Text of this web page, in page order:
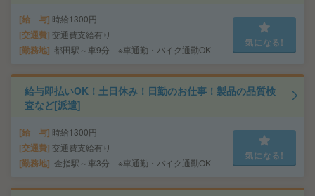
給 与 時給1300円
交通費 交通費支給有り
勤務地 都田駅～車9分 ※車通勤・バイク通勤OK
気になる!
給与即払いOK！土日休み！日勤のお仕事！製品の品質検
査など[派遣]
給 与 時給1300円
交通費 交通費支給有り
勤務地 金指駅～車3分 ※車通勤・バイク通勤OK
気になる!